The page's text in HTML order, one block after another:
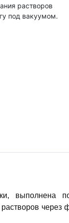
растворов
под вакуумом.
выполнена